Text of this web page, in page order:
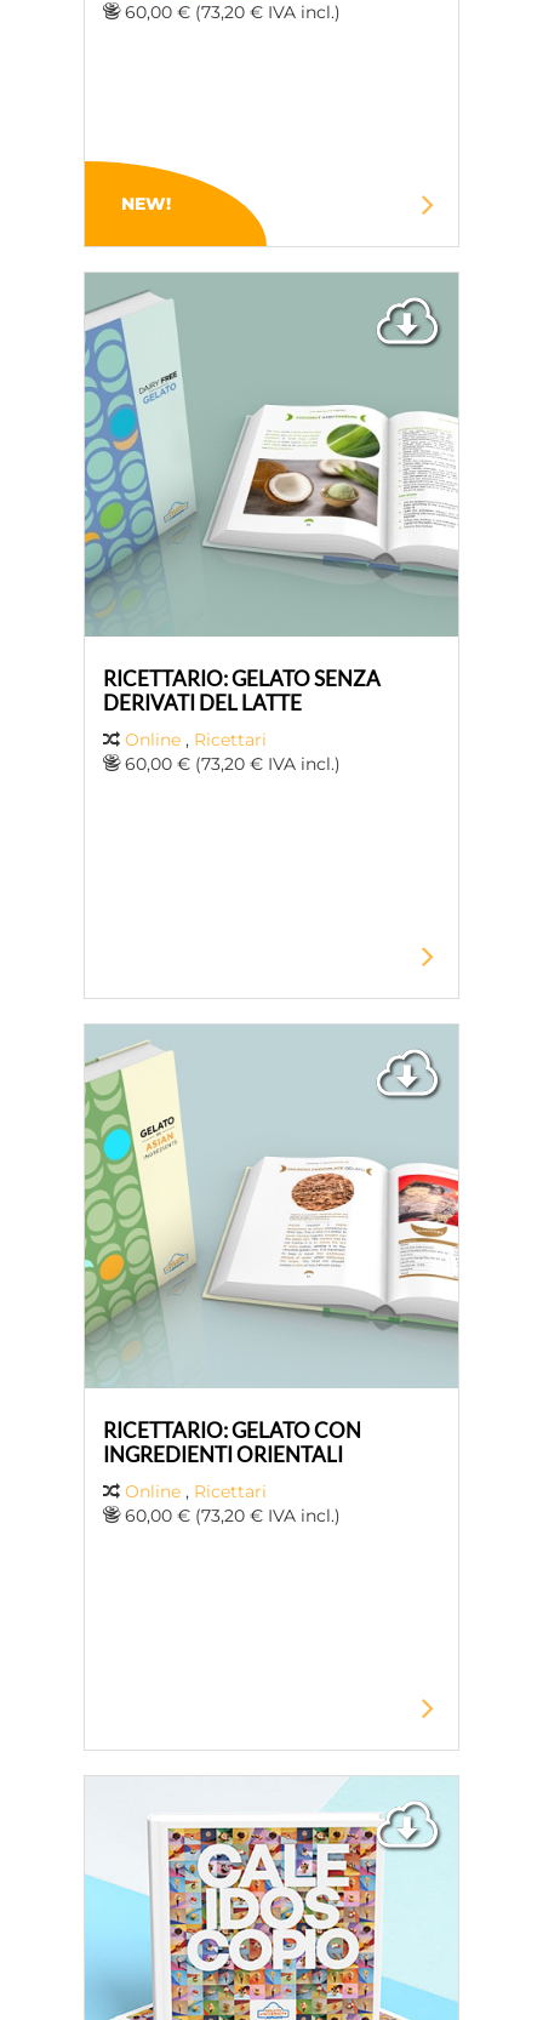
60,00 € (73,20 € IVA incl.)
NEW!
RICETTARIO: GELATO SENZA
DERIVATI DEL LATTE
Online , Ricettari
60,00 € (73,20 € IVA incl.)
RICETTARIO: GELATO CON
INGREDIENTI ORIENTALI
Online , Ricettari
60,00 € (73,20 € IVA incl.)